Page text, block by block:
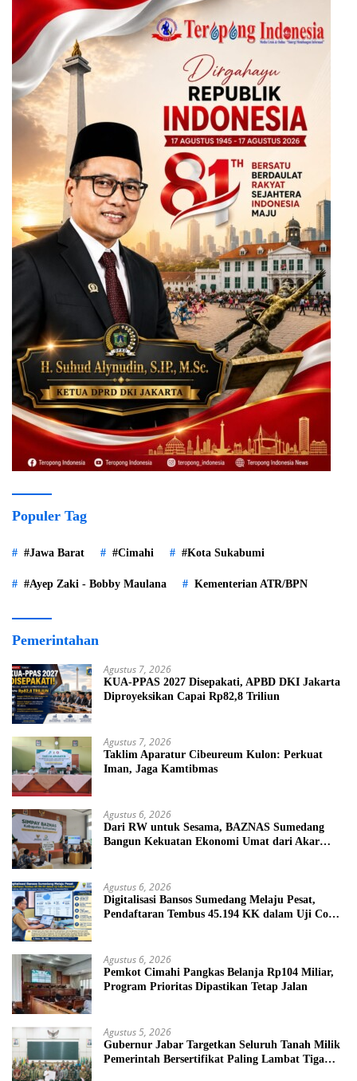
Populer Tag
#Jawa Barat #Cimahi #Kota Sukabumi
#Ayep Zaki - Bobby Maulana Kementerian ATR/BPN
Pemerintahan
Agustus 7, 2026
KUA-PPAS 2027 Disepakati, APBD DKI Jakarta
Diproyeksikan Capai Rp82,8 Triliun
Agustus 7, 2026
Taklim Aparatur Cibeureum Kulon: Perkuat
Iman, Jaga Kamtibmas
Agustus 6, 2026
Dari RW untuk Sesama, BAZNAS Sumedang
Bangun Kekuatan Ekonomi Umat dari Akar
Agustus 6, 2026
Digitalisasi Bansos Sumedang Melaju Pesat,
Pendaftaran Tembus 45.194 KK dalam Uji Coba
Agustus 6, 2026
Pemkot Cimahi Pangkas Belanja Rp104 Miliar,
Program Prioritas Dipastikan Tetap Jalan
Agustus 5, 2026
Gubernur Jabar Targetkan Seluruh Tanah Milik
Pemerintah Bersertifikat Paling Lambat Tiga